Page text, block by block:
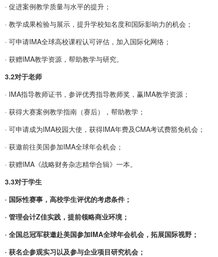
· 促进案例教学质量与水平的提升；
· 教学成果检验与展示，提升学校知名度和国际影响力的机会；
· 可申请IMA全球高校课程认可评估，加入国际化网络；
· 获赠IMA教学资源，帮助教学与研究。
3.2对于老师
· IMA指导教师证书，参评优秀指导教师奖，赢IMA教学资源；
· 获得大赛案例教学指南（赛后），帮助教学；
· 可申请成为IMA校园大使，获得IMA年费及CMA考试费豁免机会；
· 获邀前往美国参加IMA全球年会机会；
· 获赠IMA《战略财务杂志精华合辑》一本。
3.3对于学生
· 国际性赛事，高校学生评优的考虑条件；
· 管理会计Z佳实践，提前领略商业环境；
· 全国总冠军获邀赴美国参加IMA全球年会机会，拓展国际视野；
· 获名企参观实习以及参与企业项目研究机会；